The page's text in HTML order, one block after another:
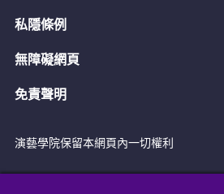
私隱條例
無障礙網頁
免責聲明
演藝學院保留本網頁內一切權利